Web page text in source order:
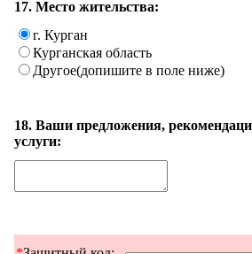
17. Место жительства:
г. Курган
Курганская область
Другое(допишите в поле ниже)
18. Ваши предложения,
услуги: